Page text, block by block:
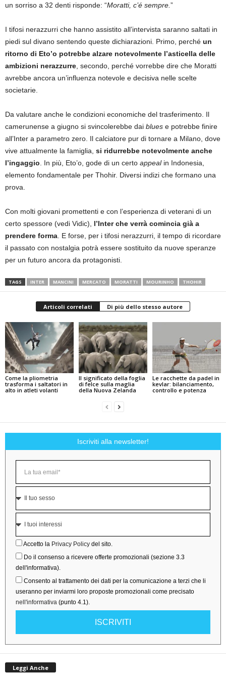
un sorriso a 32 denti risponde: “Moratti, c’é sempre. ”
I tifosi nerazzurri che hanno assistito all’intervista saranno saltati in
piedi sul divano sentendo queste dichiarazioni. Primo, perché un
ritorno di Eto’o potrebbe alzare notevolmente l’asticella delle
ambizioni nerazzurre , secondo, perché vorrebbe dire che Moratti
avrebbe ancora un’influenza notevole e decisiva nelle scelte
societarie.
Da valutare anche le condizioni economiche del trasferimento. Il
camerunense a giugno si svincolerebbe dai blues e potrebbe finire
all’Inter a parametro zero. Il calciatore pur di tornare a Milano, dove
vive attualmente la famiglia, si ridurrebbe notevolmente anche
l’ingaggio . In più, Eto’o, gode di un certo appealin Indonesia,
elemento fondamentale per Thohir. Diversi indizi che formano una
prova.
Con molti giovani promettenti e con l’esperienza di veterani di un
certo spessore (vedi Vidic), l’Inter che verrà comincia già a
prendere forma . E forse, per i tifosi nerazzurri, il tempo di ricordare
il passato con nostalgia potrà essere sostituito da nuove speranze
per un futuro ancora da protagonisti.
TAGS INTER MANCINI MERCATO MORATTI MOURINHO THOHIR
Articoli correlati Di più dello stesso autore
Come la pliometria
trasforma i saltatori in
alto in atleti volanti
Il significato della foglia
di felce sulla maglia
della Nuova Zelanda
Le racchette da padel in
kevlar: bilanciamento,
controllo e potenza
Iscriviti alla newsletter!
Accetto la Privacy Policy del sito.
Do il consenso a ricevere offerte promozionali (sezione 3.3
dell'informativa).
Consento al trattamento dei dati per la comunicazione a terzi che li
useranno per inviarmi loro proposte promozionali come precisato
nell'informativa (punto 4.1).
ISCRIVITI
Leggi Anche